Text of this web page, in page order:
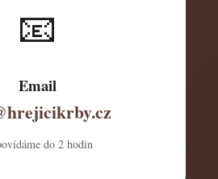
📧
Email
do 2 hodin